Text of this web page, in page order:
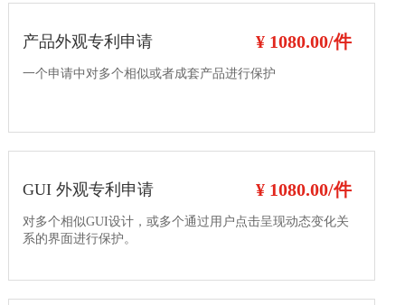
产品外观专利申请 ¥ 1080.00/件
一个申请中对多个相似或者成套产品进行保护
GUI 外观专利申请 ¥ 1080.00/件
对多个相似GUI设计，或多个通过用户点击呈现动态变化关
系的界面进行保护。